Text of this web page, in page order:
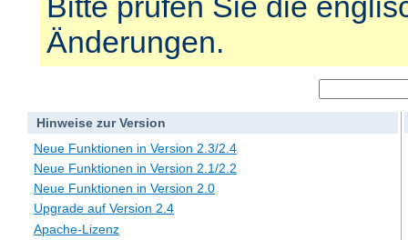
Änderungen.
Hinweise zur Version
Neue Funktionen in Version 2.3/2.4
Neue Funktionen in Version 2.1/2.2
Neue Funktionen in Version 2.0
Upgrade auf Version 2.4
Apache-Lizenz